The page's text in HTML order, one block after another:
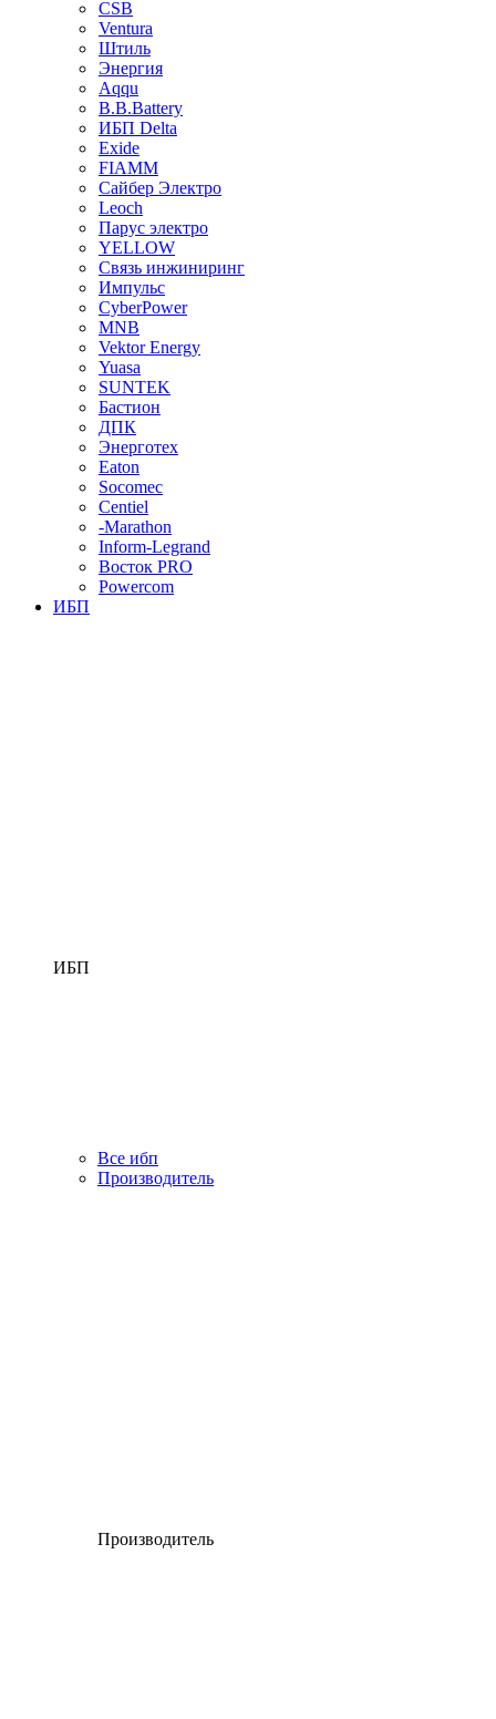
CSB
Ventura
Штиль
Энергия
Aqqu
B.B.Bаttery
ИБП Delta
Exide
FIAMM
Сайбер Электро
Leoch
Парус электро
YELLOW
Связь инжиниринг
Импульс
CyberPower
MNB
Vektor Energy
Yuasa
SUNTEK
Бастион
ДПК
Энерготех
Eaton
Socomec
Centiel
-Marathon
Inform-Legrand
Восток PRO
Powercom
ИБП
ИБП
Все ибп
Производитель
Производитель